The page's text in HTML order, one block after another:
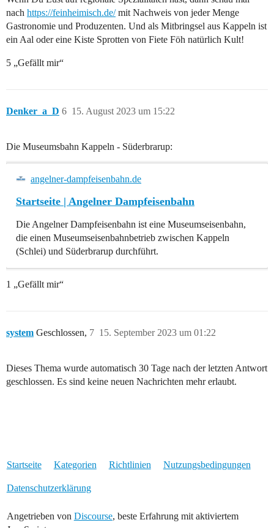
nach https://feinheimisch.de/mit Nachweis von jeder Menge
Gastronomie und Produzenten. Und als Mitbringsel aus Kappeln ist
ein Aal oder eine Kiste Sprotten von Fiete Föh natürlich Kult!
5 „Gefällt mir“
Denker_a_D 15. August 2023 um 15:22
6
Die Museumsbahn Kappeln - Süderbrarup:
angelner-dampfeisenbahn.de
Startseite | Angelner Dampfeisenbahn
Die Angelner Dampfeisenbahn ist eine Museumseisenbahn,
die einen Museumseisenbahnbetrieb zwischen Kappeln
(Schlei) und Süderbrarup durchführt.
1 „Gefällt mir“
system Geschlossen, 15. September 2023 um 01:22
7
Dieses Thema wurde automatisch 30 Tage nach der letzten Antwort
geschlossen. Es sind keine neuen Nachrichten mehr erlaubt.
Startseite Kategorien Richtlinien Nutzungsbedingungen
Datenschutzerklärung
Angetrieben von Discourse, beste Erfahrung mit aktiviertem